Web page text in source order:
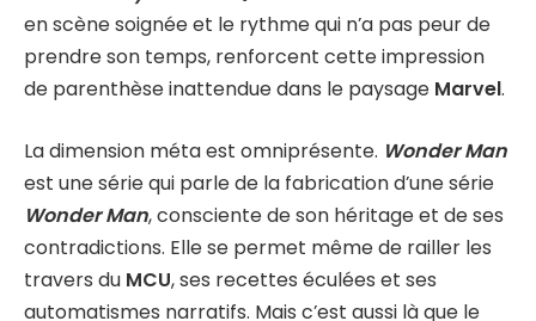
en scène soignée et le rythme qui n’a pas peur de
prendre son temps, renforcent cette impression
de parenthèse inattendue dans le paysage Marvel.
La dimension méta est omniprésente. Wonder Man
est une série qui parle de la fabrication d’une série
Wonder Man, consciente de son héritage et de ses
contradictions. Elle se permet même de railler les
travers du MCU, ses recettes éculées et ses
automatismes narratifs. Mais c’est aussi là que le